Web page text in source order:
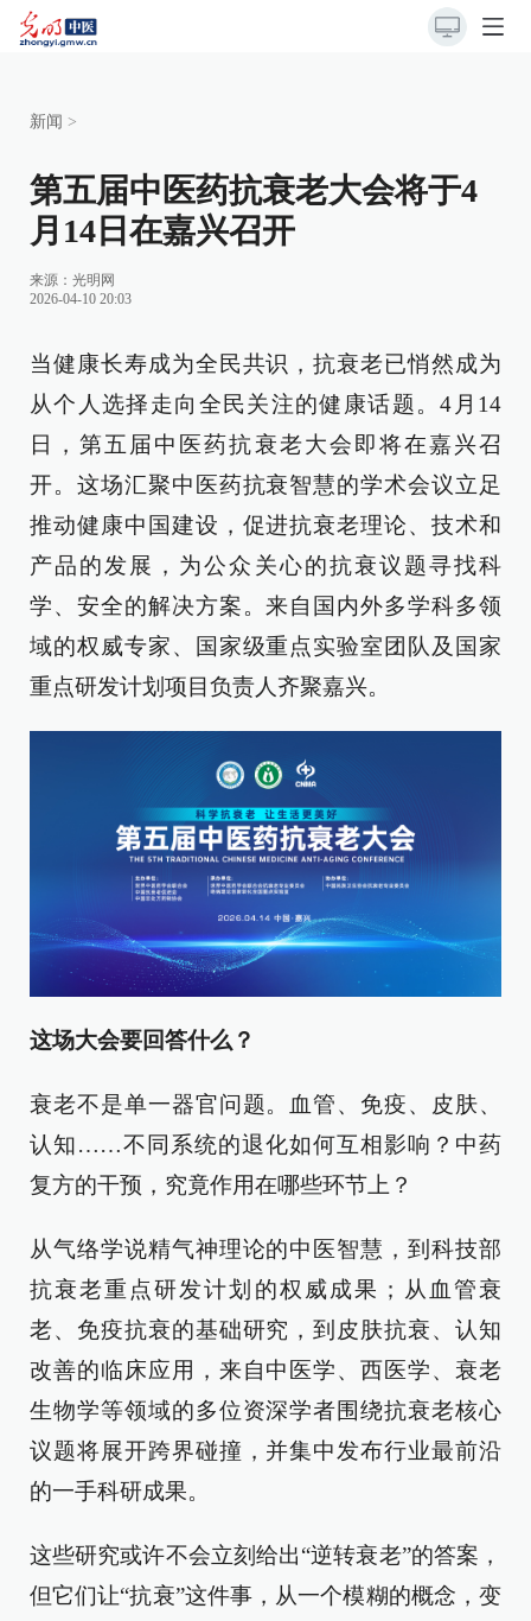
新闻 >
第五届中医药抗衰老大会将于4
月14日在嘉兴召开
来源： 光明网
2026-04-10 20:03
当健康长寿成为全民共识，抗衰老已悄然成为
从个人选择走向全民关注的健康话题。4月14
日，第五届中医药抗衰老大会即将在嘉兴召
开。这场汇聚中医药抗衰智慧的学术会议立足
推动健康中国建设，促进抗衰老理论、技术和
产品的发展，为公众关心的抗衰议题寻找科
学、安全的解决方案。来自国内外多学科多领
域的权威专家、国家级重点实验室团队及国家
重点研发计划项目负责人齐聚嘉兴。
这场大会要回答什么？
衰老不是单一器官问题。血管、免疫、皮肤、
认知……不同系统的退化如何互相影响？中药
复方的干预，究竟作用在哪些环节上？
从气络学说精气神理论的中医智慧，到科技部
抗衰老重点研发计划的权威成果；从血管衰
老、免疫抗衰的基础研究，到皮肤抗衰、认知
改善的临床应用，来自中医学、西医学、衰老
生物学等领域的多位资深学者围绕抗衰老核心
议题将展开跨界碰撞，并集中发布行业最前沿
的一手科研成果。
这些研究或许不会立刻给出“逆转衰老”的答案，
但它们让“抗衰”这件事，从一个模糊的概念，变